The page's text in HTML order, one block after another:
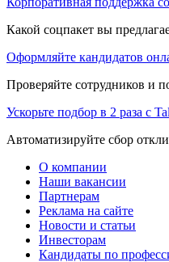
Какой соцпакет вы
Оформляйте кандидатов
Проверяйте сотрудников и
Ускорьте подбор в 2 раза с
Автоматизируйте сбор
О компании
Наши вакансии
Партнерам
Реклама на сайте
Новости и статьи
Инвесторам
Кандидаты по